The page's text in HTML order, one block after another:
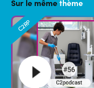
Sur le mêmethème
C2RP